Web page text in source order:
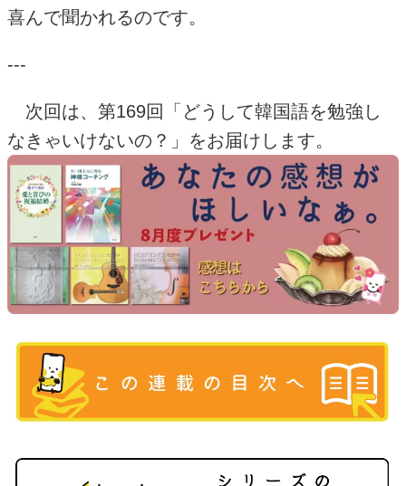
喜んで聞かれるのです。
---
次回は、第169回「どうして韓国語を勉強し
なきゃいけないの？」をお届けします。